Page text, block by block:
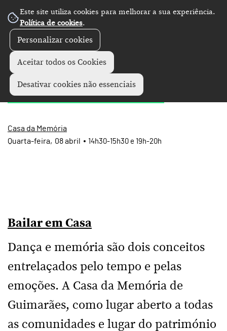
Este site utiliza cookies para melhorar a sua experiência.
Política de cookies.
Personalizar cookies
Aceitar todos os Cookies
Desativar cookies não essenciais
Eventos +
Bailar em Casa
Casa da Memória
08abril
Quarta 14h30-15h30 e 19h-20h
Bailar em Casa
Dança e memória são dois conceitos
entrelaçados pelo tempo e pelas
emoções. A Casa da Memória de
Guimarães, como lugar aberto a todas
as comunidades e lugar do património